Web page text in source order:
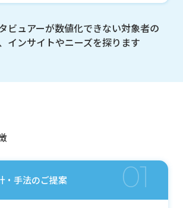
ビュアーが数値化できない対象者の
インサイトやニーズを探ります
・手法のご提案 01